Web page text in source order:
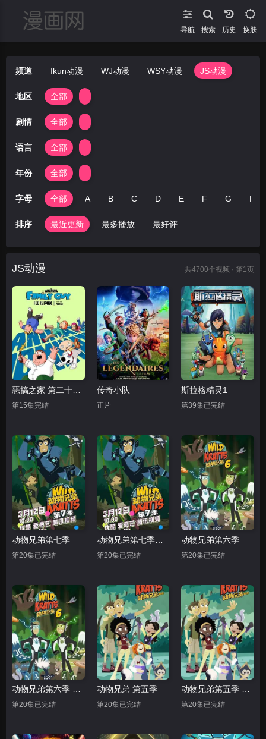
导航 搜索 换肤
频道 Ikun动漫 WJ动漫 WSY动漫 JS动漫
地区 全部
剧情 全部
语言 全部
年份 全部
字母 全部 A B C D E F G H
排序 最近更新 最多播放 最好评
JS动漫 共4700个视频 · 第1页
恶搞之家 第二十四季
第15集完结
传奇小队
正片
斯拉格精灵1
第39集已完结
动物兄弟第七季
第20集已完结
动物兄弟第七季中文配音
第20集已完结
动物兄弟第六季
第20集已完结
动物兄弟第六季 中文配音
第20集已完结
动物兄弟 第五季
第20集已完结
动物兄弟第五季 中文配音
第20集已完结